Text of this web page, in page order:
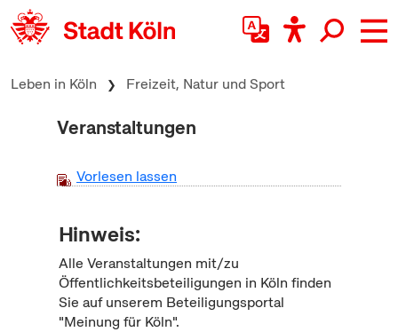
zum Inhalt springen
Leben in Köln Freizeit, Natur und Sport
Veranstaltungen
Vorlesen lassen
Hinweis:
Alle Veranstaltungen mit/zu
Öffentlichkeitsbeteiligungen in Köln finden
Sie auf unserem Beteiligungsportal
"Meinung für Köln".